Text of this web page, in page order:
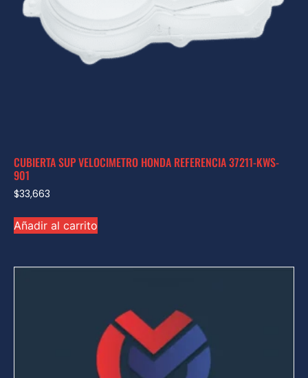
CUBIERTA SUP VELOCIMETRO HONDA REFERENCIA 37211-KWS-
901
$33,663
Añadir al carrito